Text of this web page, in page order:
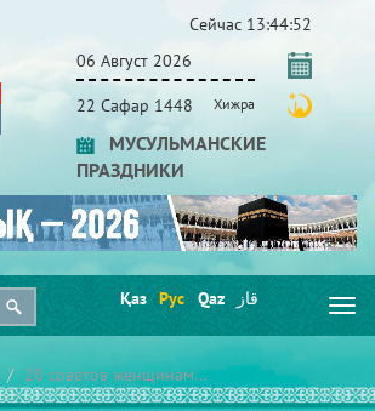
Сейчас 13:44:53
06 Август 2026
22 Сафар 1448 Хижра
МУСУЛЬМАНСКИЕ
ПРАЗДНИКИ
Қаз Рус Qaz قاز
20 советов женщинам…